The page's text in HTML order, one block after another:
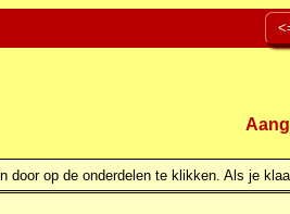
door op de onderdelen te klikken. Als je